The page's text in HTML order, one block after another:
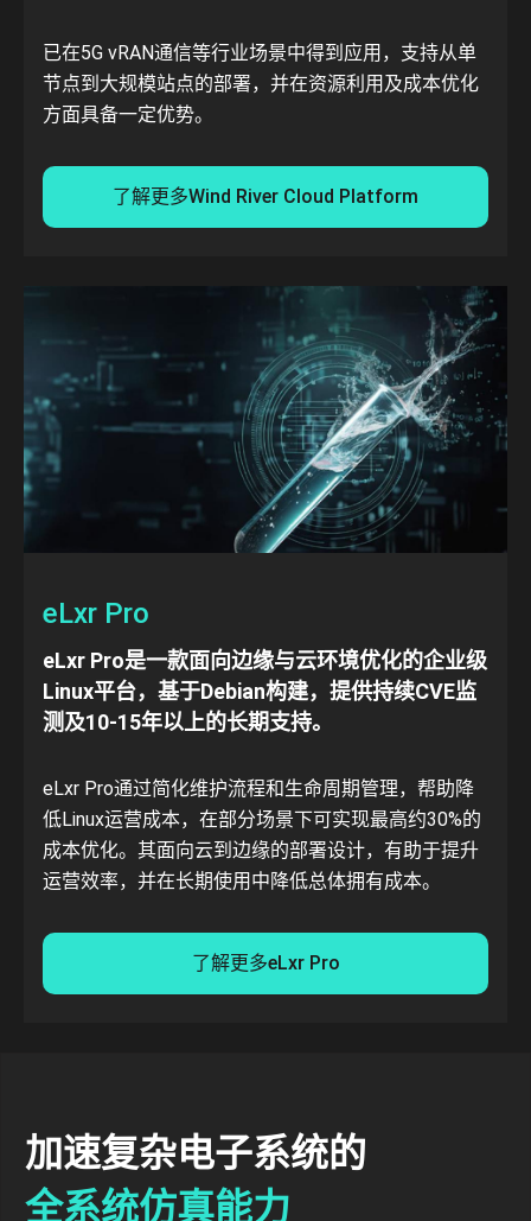
已在5G vRAN通信等行业场景中得到应用，支持从单
节点到大规模站点的部署，并在资源利用及成本优化
方面具备一定优势。
了解更多Wind River Cloud Platform
eLxr Pro
eLxr Pro是一款面向边缘与云环境优化的企业级
Linux平台，基于Debian构建，提供持续CVE监
测及10-15年以上的长期支持。
eLxr Pro通过简化维护流程和生命周期管理，帮助降
低Linux运营成本，在部分场景下可实现最高约30%的
成本优化。其面向云到边缘的部署设计，有助于提升
运营效率，并在长期使用中降低总体拥有成本。
了解更多eLxr Pro
加速复杂电子系统的
全系统仿真能力